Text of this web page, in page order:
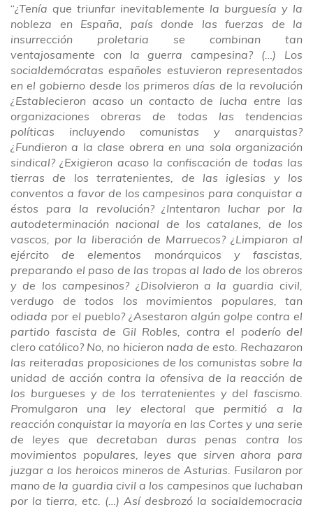
“¿Tenía que triunfar inevitablemente la burguesía y la
nobleza en España, país donde las fuerzas de la
insurrección proletaria se combinan tan
ventajosamente con la guerra campesina? (…) Los
socialdemócratas españoles estuvieron representados
en el gobierno desde los primeros días de la revolución
¿Establecieron acaso un contacto de lucha entre las
organizaciones obreras de todas las tendencias
políticas incluyendo comunistas y anarquistas?
¿Fundieron a la clase obrera en una sola organización
sindical? ¿Exigieron acaso la confiscación de todas las
tierras de los terratenientes, de las iglesias y los
conventos a favor de los campesinos para conquistar a
éstos para la revolución? ¿Intentaron luchar por la
autodeterminación nacional de los catalanes, de los
vascos, por la liberación de Marruecos? ¿Limpiaron al
ejército de elementos monárquicos y fascistas,
preparando el paso de las tropas al lado de los obreros
y de los campesinos? ¿Disolvieron a la guardia civil,
verdugo de todos los movimientos populares, tan
odiada por el pueblo? ¿Asestaron algún golpe contra el
partido fascista de Gil Robles, contra el poderío del
clero católico? No, no hicieron nada de esto. Rechazaron
las reiteradas proposiciones de los comunistas sobre la
unidad de acción contra la ofensiva de la reacción de
los burgueses y de los terratenientes y del fascismo.
Promulgaron una ley electoral que permitió a la
reacción conquistar la mayoría en las Cortes y una serie
de leyes que decretaban duras penas contra los
movimientos populares, leyes que sirven ahora para
juzgar a los heroicos mineros de Asturias. Fusilaron por
mano de la guardia civil a los campesinos que luchaban
por la tierra, etc. (…) Así desbrozó la socialdemocracia